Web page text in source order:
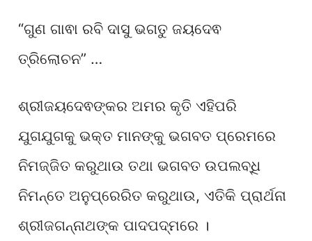
“ଗୁଣ ଗାଵା ରବି ଦାସୁ ଭଗତୁ ଜୟଦେଵ
ତ୍ରିଲୋଚନ” …
ଶ୍ରୀଜୟଦେଵଙ୍କର ଅମର କୃତି ଏହିପରି
ଯୁଗଯୁଗକୁ ଭକ୍ତ ମାନଙ୍କୁ ଭଗବତ ପ୍ରେମରେ
ନିମଜ୍ଜିତ କରୁଥାଉ ତଥା ଭଗବତ ଉପଲବ୍ଧି
ନିମନ୍ତେ ଅନୁପ୍ରେରିତ କରୁଥାଉ, ଏତିକି ପ୍ରାର୍ଥନା
ଶ୍ରୀଜଗନ୍ନାଥଙ୍କ ପାଦପଦ୍ମରେ ।